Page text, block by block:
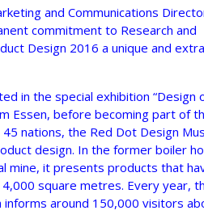
and Communications
commitment to Research and
Design 2016 a unique and
in the special exhibition “Design
Essen, before becoming part of
nations, the Red Dot Design
design. In the former boiler
mine, it presents products that
square metres. Every year,
around 150,000 visitors